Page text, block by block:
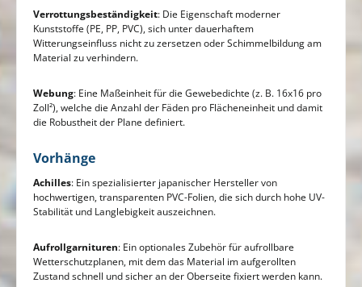
Verrottungsbeständigkeit: Die Eigenschaft moderner
Kunststoffe (PE, PP, PVC), sich unter dauerhaftem
Witterungseinfluss nicht zu zersetzen oder Schimmelbildung am
Material zu verhindern.
Webung: Eine Maßeinheit für die Gewebedichte (z. B. 16x16 pro
Zoll²), welche die Anzahl der Fäden pro Flächeneinheit und damit
die Robustheit der Plane definiert.
Vorhänge
Achilles: Ein spezialisierter japanischer Hersteller von
hochwertigen, transparenten PVC-Folien, die sich durch hohe UV-
Stabilität und Langlebigkeit auszeichnen.
Aufrollgarnituren: Ein optionales Zubehör für aufrollbare
Wetterschutzplanen, mit dem das Material im aufgerollten
Zustand schnell und sicher an der Oberseite fixiert werden kann.